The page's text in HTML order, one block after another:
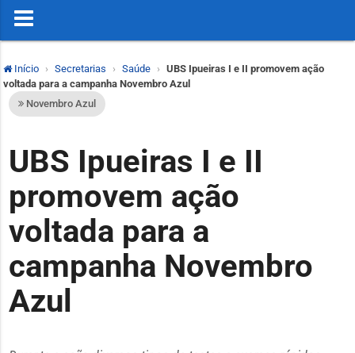
Início Secretarias Saúde
UBS Ipueiras I e II promovem ação
voltada para a campanha Novembro Azul
Novembro Azul
UBS Ipueiras I e II
promovem ação
voltada para a
campanha Novembro
Azul